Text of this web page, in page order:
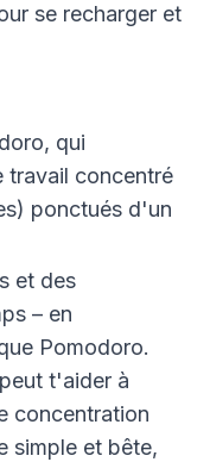
se recharger et
qui
travail concentré
ponctués d'un
et des
– en
Pomodoro.
t'aider à
concentration
simple et bête,